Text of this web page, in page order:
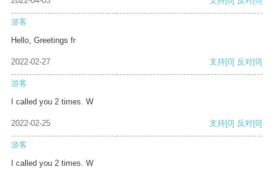
游客
Hello, Greetings fr
2022-02-27 支持[0] 反对[0]
游客
I called you 2 times. W
2022-02-25 支持[0] 反对[0]
游客
I called you 2 times. W